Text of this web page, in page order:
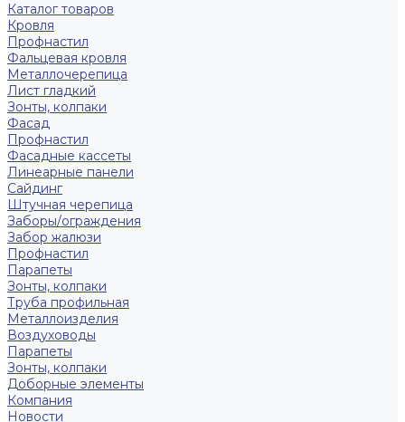
Каталог товаров
Кровля
Профнастил
Фальцевая кровля
Металлочерепица
Лист гладкий
Зонты, колпаки
Фасад
Профнастил
Фасадные кассеты
Линеарные панели
Сайдинг
Штучная черепица
Заборы/ограждения
Забор жалюзи
Профнастил
Парапеты
Зонты, колпаки
Труба профильная
Металлоизделия
Воздуховоды
Парапеты
Зонты, колпаки
Доборные элементы
Компания
Новости